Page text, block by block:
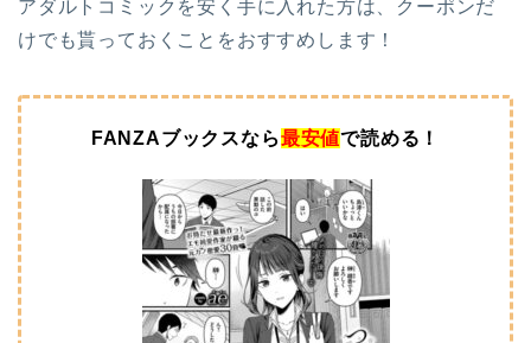
アダルトコミックを安く手に入れた方は、クーポンだ
けでも貰っておくことをおすすめします！
FANZAブックスなら最安値で読める！